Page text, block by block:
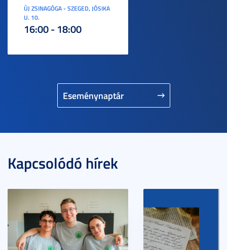
Eseménynaptár
ÚJ ZSINAGÓGA - SZEGED, JÓSIKA
U. 10.
16:00 - 18:00
Kapcsolódó hírek